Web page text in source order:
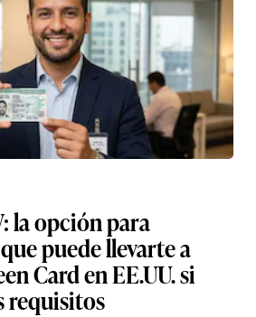
la opción para
puede llevarte a
Card en EE.UU. si
requisitos